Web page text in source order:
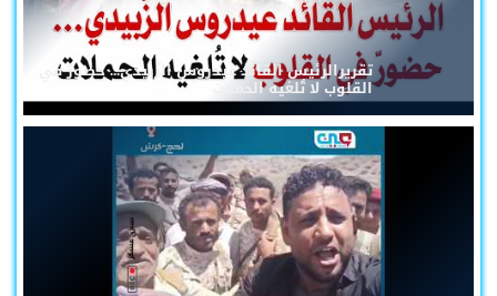
تقريرالرئيس القائد عيدروس الزُبيدي... حضورٌ في
القلوب لا تُلغيه الحملات